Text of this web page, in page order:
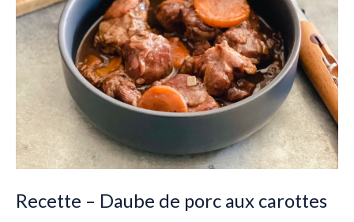
Recette – Daube de porc aux carottes